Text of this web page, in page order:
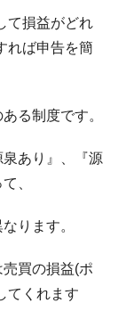
て損益がどれ
れば申告を簡
る制度です。
あり』、『源
、
ります。
売買の損益(ポ
てくれます